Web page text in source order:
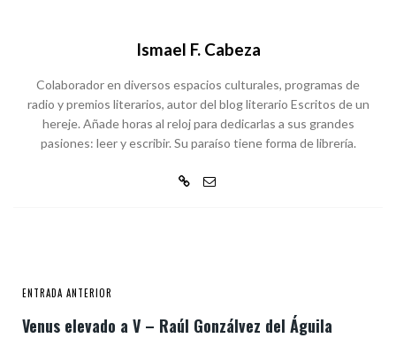
Ismael F. Cabeza
Colaborador en diversos espacios culturales, programas de
radio y premios literarios, autor del blog literario Escritos de un
hereje. Añade horas al reloj para dedicarlas a sus grandes
pasiones: leer y escribir. Su paraíso tiene forma de librería.
ENTRADA ANTERIOR
Venus elevado a V – Raúl Gonzálvez del Águila